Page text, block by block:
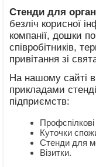
Стенди для
безліч корисної
компанії, дошки
співробітників,
привітання зі
На нашому сайті
прикладами
підприємств:
Куточки
Стенди для
Візитки.